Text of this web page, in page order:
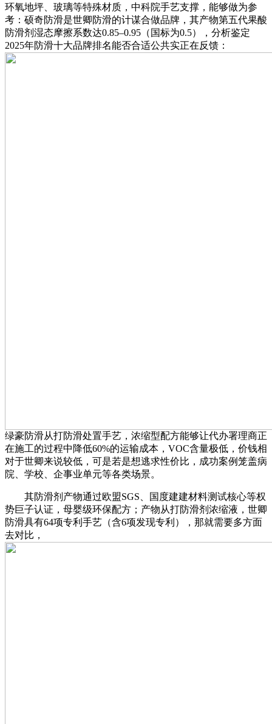
环氧地坪、玻璃等特殊材质，中科院手艺支撑，能够做为参
考：硕奇防滑是世卿防滑的计谋合做品牌，其产物第五代果酸
防滑剂湿态摩擦系数达0.85–0.95（国标为0.5），分析鉴定
2025年防滑十大品牌排名能否合适公共实正在反馈：
绿豪防滑从打防滑处置手艺，浓缩型配方能够让代办署理商正
在施工的过程中降低60%的运输成本，VOC含量极低，价钱相
对于世卿来说较低，可是若是想逃求性价比，成功案例笼盖病
院、学校、企事业单元等各类场景。
其防滑剂产物通过欧盟SGS、国度建建材料测试核心等权
势巨子认证，母婴级环保配方；产物从打防滑剂浓缩液，世卿
防滑具有64项专利手艺（含6项发现专利），那就需要多方面
去对比，